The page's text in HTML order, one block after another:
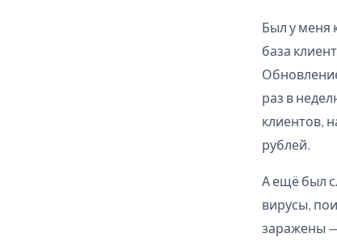
Был у меня
база
раз в
клиентов,
рублей.
А ещё был
вирусы,
заражены